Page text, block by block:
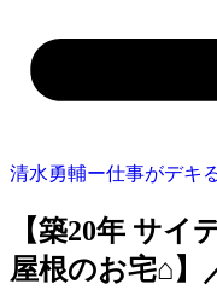
清水勇輔ー仕事がデキ
【築20年 サ
屋根のお宅⌂】